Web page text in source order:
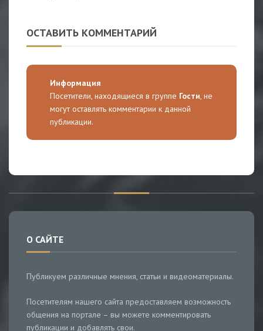
ОСТАВИТЬ КОММЕНТАРИЙ
Информация
Посетители, находящиеся в группе Гости, не
могут оставлять комментарии к данной
публикации.
О САЙТЕ
Публикуем различные мнения, статьи и видеоматериалы.
Посетителям нашего сайта предоставляем возможность
общения на портале – вы можете комментировать
публикации и добавлять свои.